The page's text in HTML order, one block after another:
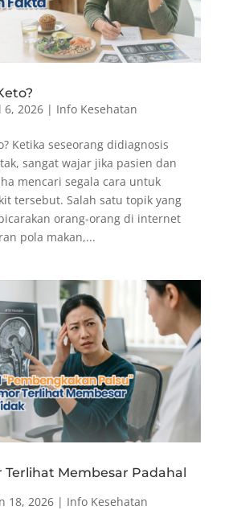
6, 2026| Info Kesehatan
Ketika seseorang didiagnosis
sangat wajar jika pasien dan
mencari segala cara untuk
tersebut. Salah satu topik yang
orang-orang di internet
pola makan,...
Terlihat Membesar Padahal
18, 2026| Info Kesehatan